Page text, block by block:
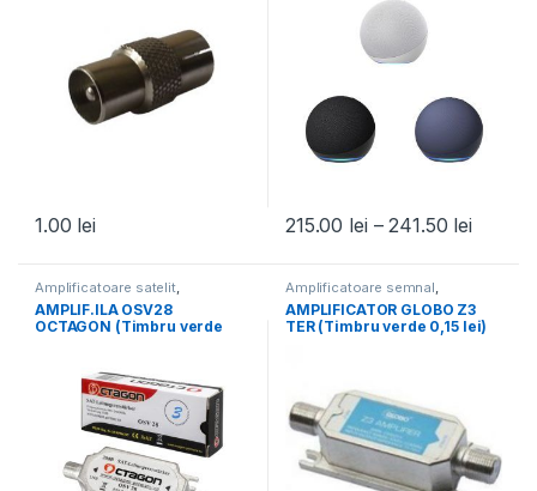
1.00 lei 215.00 lei – 241.50 lei
Amplificatoare satelit,
Amplificatoare semnal
Produsele
AMPLIF.ILA OSV28
OCTAGON (Timbru verde
Amplificatoare semnal,
Amplificatoare terestre, Toate
Produsele
AMPLIFICATOR GLOBO Z3
TER (Timbru verde 0,15 lei)